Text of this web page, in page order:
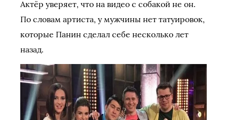
Актёр уверяет, что на видео с собакой не он.
По словам артиста, у мужчины нет татуировок,
которые Панин сделал себе несколько лет
назад.